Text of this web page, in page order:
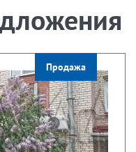
Продажа